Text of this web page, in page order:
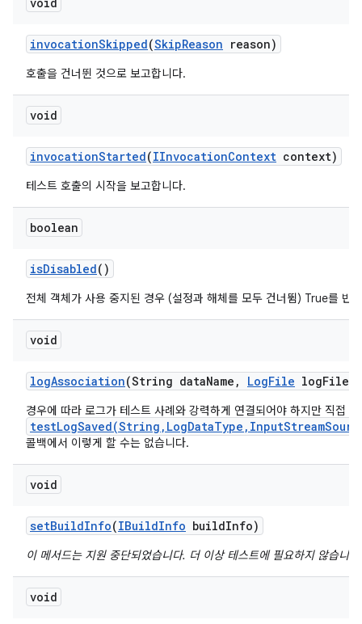
invocationSkipped(SkipReason reason)
호출을 건너뛴 것으로 보고합니다.
void
invocationStarted(IInvocationContext context)
테스트 호출의 시작을 보고합니다.
boolean
isDisabled()
전체 객체가 사용 중지된 경우 (설정과 해체를 모두 건너뜀) True를 반
void
logAssociation(String dataName , LogFile logFile)
경우에 따라 로그가 테스트 사례와 강력하게 연결되어야 하지만 직접
콜백에서 이렇게 할 수는 없습니다.
void
setBuildInfo(IBuildInfo buildInfo)
이 메서드는 지원 중단되었습니다. 더 이상 테스트에 필요하지 않습니다.
void